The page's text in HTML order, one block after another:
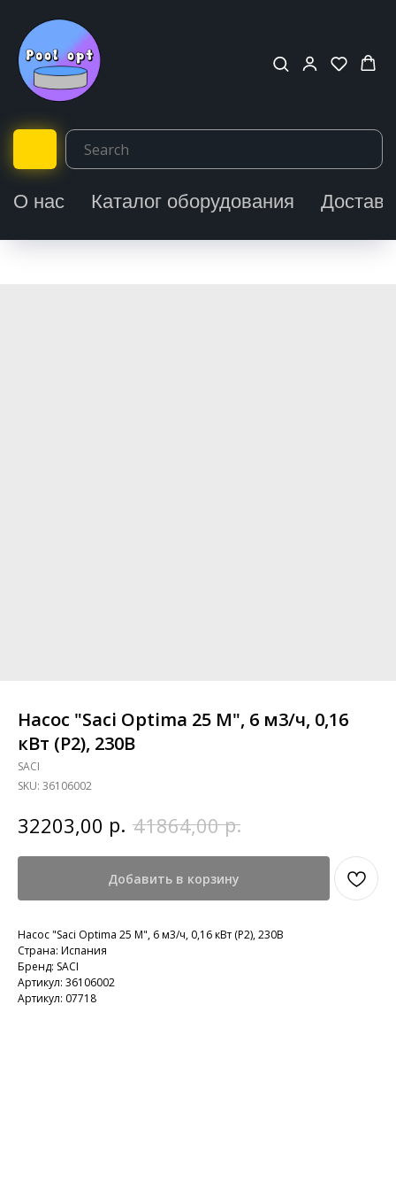
О нас Каталог оборудования
Насос "Saci Optima 25 M", 6 м3/ч, 0,16
кВт (P2), 230В
SACI
SKU: 36106002
32203,00 р. 41864,00 р.
Добавить в корзину
Насос "Saci Optima 25 M", 6 м3/ч, 0,16 кВт (P2), 230В
Страна: Испания
Бренд: SACI
Артикул: 36106002
Артикул: 07718